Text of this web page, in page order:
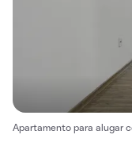
Apartamento para alugar